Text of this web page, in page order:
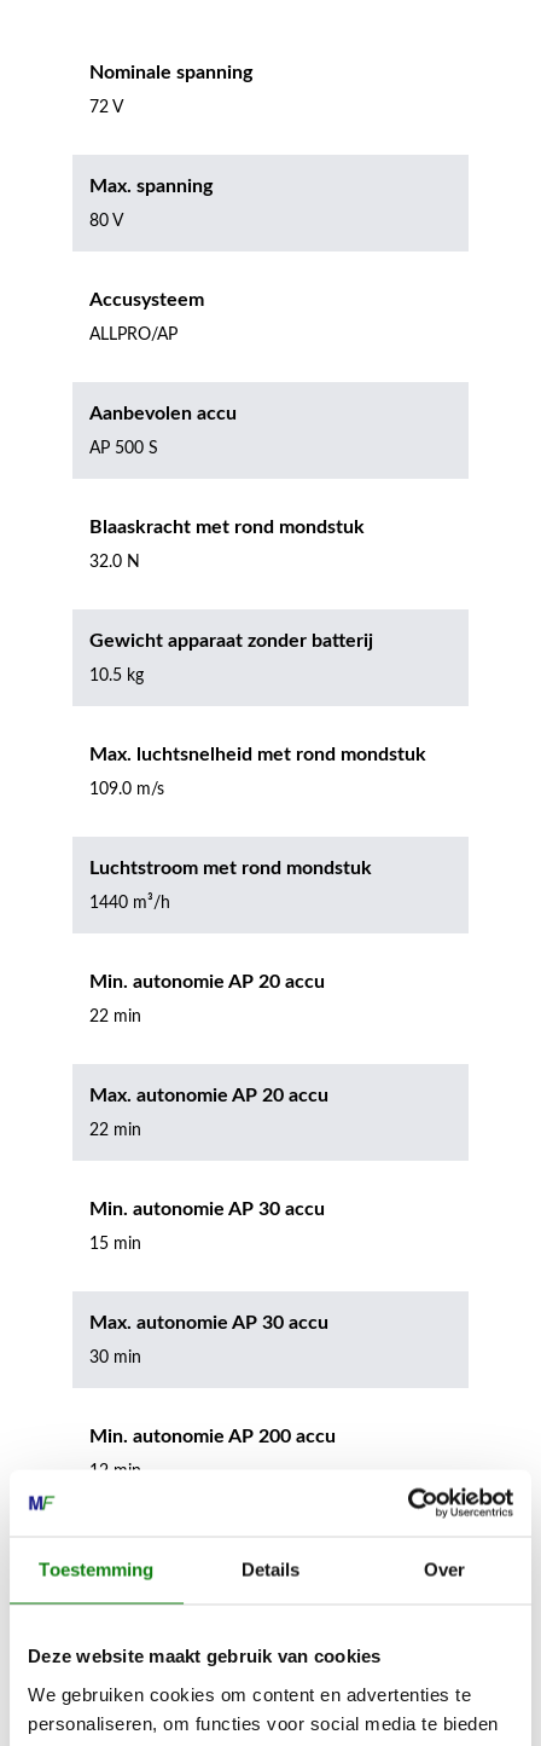
Toestemming Details Over
Deze website maakt gebruik van cookies
We gebruiken cookies om content en advertenties te
personaliseren, om functies voor social media te bieden
Nominale spanning
72 V
Max. spanning
80 V
Accusysteem
ALLPRO/AP
Aanbevolen accu
AP 500 S
Blaaskracht met rond mondstuk
32.0 N
Gewicht apparaat zonder batterij
10.5 kg
Max. luchtsnelheid met rond mondstuk
109.0 m/s
Luchtstroom met rond mondstuk
1440 m³/h
Min. autonomie AP 20 accu
22 min
Max. autonomie AP 20 accu
22 min
Min. autonomie AP 30 accu
15 min
Max. autonomie AP 30 accu
30 min
Min. autonomie AP 200 accu
12 min
Min. autonomie AP 200 S accu
13 min